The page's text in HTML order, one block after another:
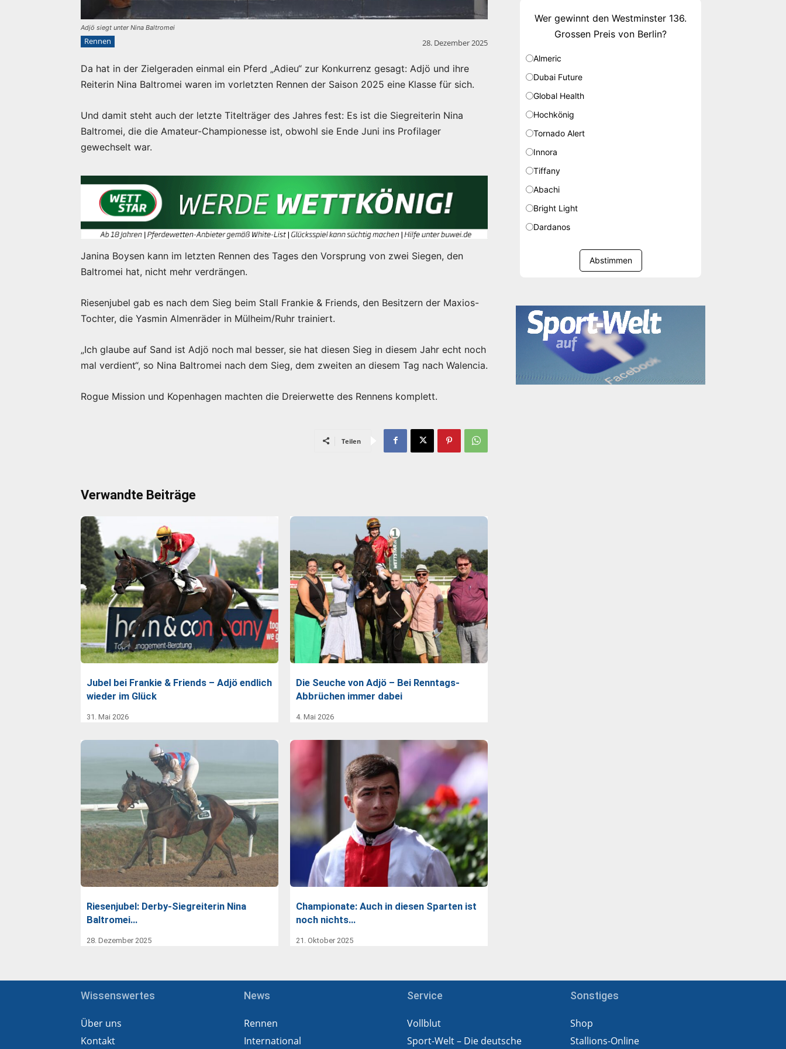
Adjö siegt unter Nina Baltromei
Rennen 28. Dezember 2025
Da hat in der Zielgeraden einmal ein Pferd „Adieu“ zur Konkurrenz gesagt: Adjö und ihre
Reiterin Nina Baltromei waren im vorletzten Rennen der Saison 2025 eine Klasse für sich.
Und damit steht auch der letzte Titelträger des Jahres fest: Es ist die Siegreiterin Nina
Baltromei, die die Amateur-Championesse ist, obwohl sie Ende Juni ins Profilager
gewechselt war.
Janina Boysen kann im letzten Rennen des Tages den Vorsprung von zwei Siegen, den
Baltromei hat, nicht mehr verdrängen.
Riesenjubel gab es nach dem Sieg beim Stall Frankie & Friends, den Besitzern der Maxios-
Tochter, die Yasmin Almenräder in Mülheim/Ruhr trainiert.
„Ich glaube auf Sand ist Adjö noch mal besser, sie hat diesen Sieg in diesem Jahr echt noch
mal verdient“, so Nina Baltromei nach dem Sieg, dem zweiten an diesem Tag nach Walencia.
Rogue Mission und Kopenhagen machten die Dreierwette des Rennens komplett.
Teilen
Verwandte Beiträge
Jubel bei Frankie & Friends – Adjö endlich
wieder im Glück
31. Mai 2026
Die Seuche von Adjö – Bei Renntags-
Abbrüchen immer dabei
4. Mai 2026
Riesenjubel: Derby-Siegreiterin Nina
Baltromei…
28. Dezember 2025
Championate: Auch in diesen Sparten ist
noch nichts…
21. Oktober 2025
Wer gewinnt den Westminster 136.
Grossen Preis von Berlin?
Almeric
Dubai Future
Global Health
Hochkönig
Tornado Alert
Innora
Tiffany
Abachi
Bright Light
Dardanos
Abstimmen
Wissenswertes
Über uns
Kontakt
News
Rennen
International
Service
Vollblut
Sport-Welt – Die deutsche
Sonstiges
Shop
Stallions-Online